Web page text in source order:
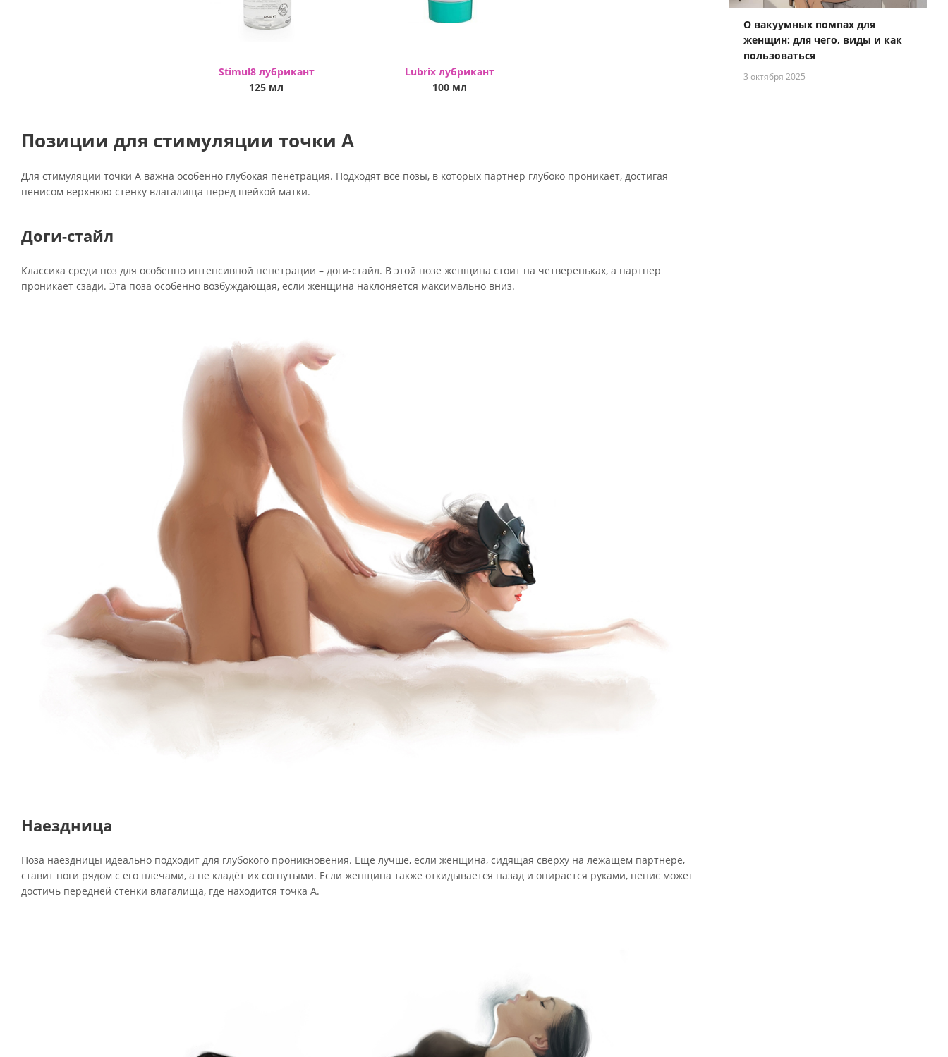
Stimul8 лубрикант
125 мл
Lubrix лубрикант
100 мл
Позиции для стимуляции точки А
Для стимуляции точки А важна особенно глубокая пенетрация. Подходят все позы, в которых партнер глубоко проникает, достигая
пенисом верхнюю стенку влагалища перед шейкой матки.
Доги-стайл
Классика среди поз для особенно интенсивной пенетрации – доги-стайл. В этой позе женщина стоит на четвереньках, а партнер
проникает сзади. Эта поза особенно возбуждающая, если женщина наклоняется максимально вниз.
Наездница
Поза наездницы идеально подходит для глубокого проникновения. Ещё лучше, если женщина, сидящая сверху на лежащем партнере,
ставит ноги рядом с его плечами, а не кладёт их согнутыми. Если женщина также откидывается назад и опирается руками, пенис может
достичь передней стенки влагалища, где находится точка А.
О вакуумных помпах для
женщин: для чего, виды и как
пользоваться
3 октября 2025